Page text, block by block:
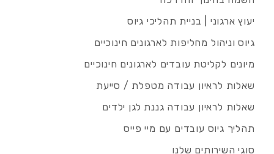
יעוץ ארגוני | בניית תהליכי גיוס
גיוס וניהול מחליפות לארגונים חינוכיים
מיונים לקליטת עובדים לארגונים חינוכיים
שאלות לראיון עבודה מטפלת / סייעת
שאלות לראיון עבודה גננת לגן ילדים
תהליך גיוס עובדים עם מיי פייס
סוגי השירותים שלנו